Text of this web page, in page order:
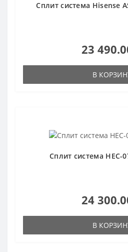
Сплит система Hisense
23
В
Сплит система HEC-
24
В